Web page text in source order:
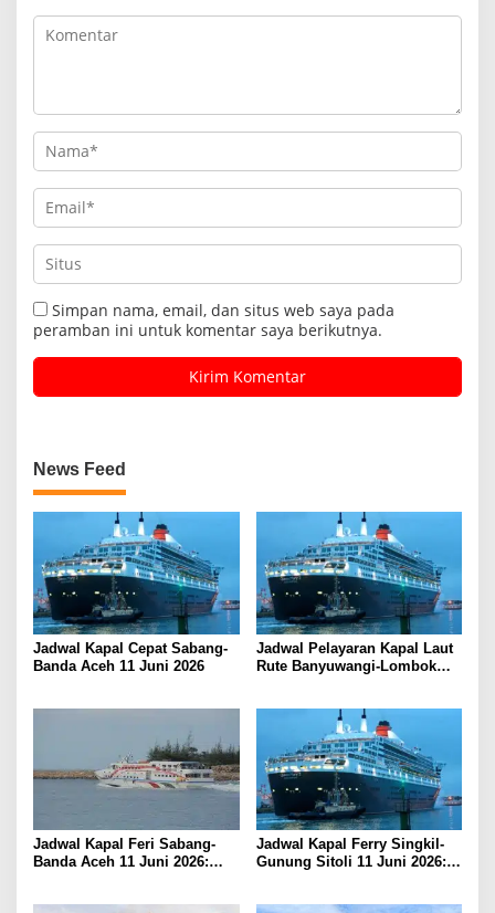
Simpan nama, email, dan situs web saya pada
peramban ini untuk komentar saya berikutnya.
News Feed
Jadwal Kapal Cepat Sabang-
Banda Aceh 11 Juni 2026
Jadwal Pelayaran Kapal Laut
Rute Banyuwangi-Lombok
Jadwal Kapal Feri Sabang-
Banda Aceh 11 Juni 2026:
Jadwal Kapal Ferry Singkil-
Gunung Sitoli 11 Juni 2026: